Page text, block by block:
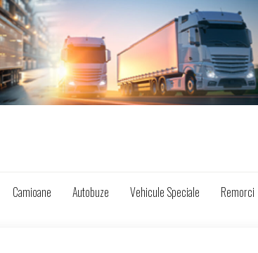
Camioane Autobuze Vehicule Speciale Remorci